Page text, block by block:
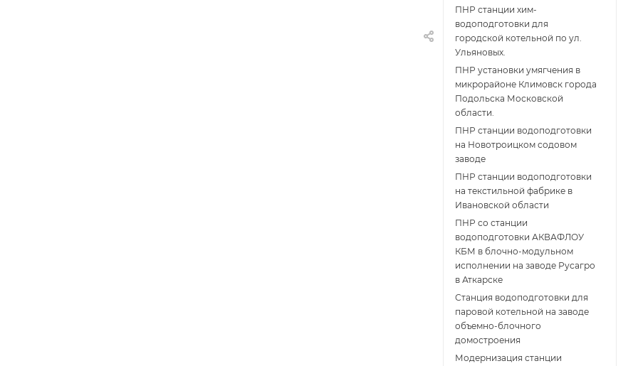
ПНР станции хим-
водоподготовки для
городской котельной по ул.
Ульяновых.
ПНР установки умягчения в
микрорайоне Климовск города
Подольска Московской
области.
ПНР станции водоподготовки
на Новотроицком содовом
заводе
ПНР станции водоподготовки
на текстильной фабрике в
Ивановской области
ПНР со станции
водоподготовки АКВАФЛОУ
КБМ в блочно-модульном
исполнении на заводе Русагро
в Аткарске
Станция водоподготовки для
паровой котельной на заводе
объемно-блочного
домостроения
Модернизация станции